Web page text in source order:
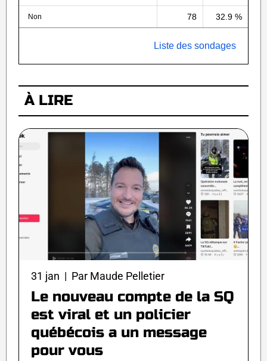
Non 78 32.9 %
Liste des sondages
À LIRE
31 jan | Par Maude Pelletier
Le nouveau compte de la SQ
est viral et un policier
québécois a un message
pour vous